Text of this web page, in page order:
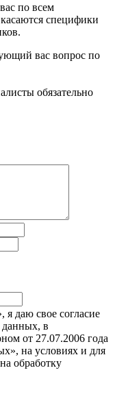
по всем
специфики
вас вопрос по
обязательно
даю свое согласие
данных, в
от 27.07.2006 года
на условиях и для
обработку